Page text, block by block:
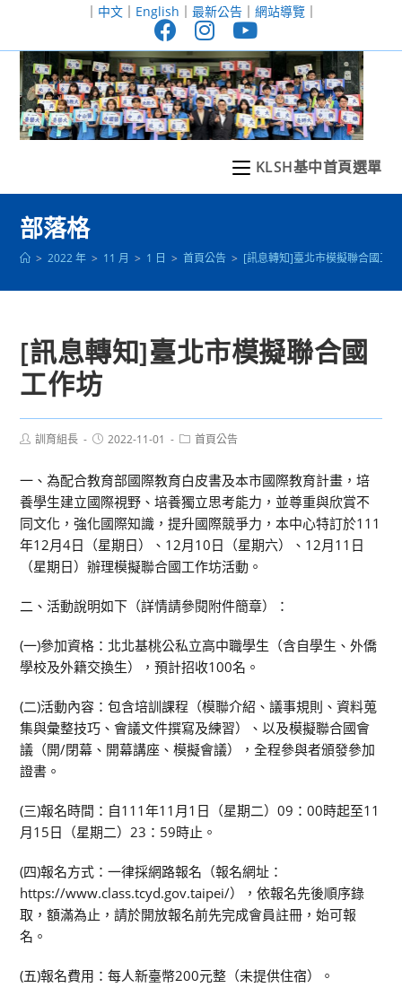
至
｜ 中文｜ English ｜ 最新公告｜ 網站導覽｜
KLSH基中首頁選單
部落格
> 2022 年 > 11 月 > 1 日 > 首頁公告 > [訊息轉知]臺北市模擬聯合國工
[訊息轉知]臺北市模擬聯合國
工作坊
Post訓育組長
Post2022-11-01
Post首頁公告
一、為配合教育部國際教育白皮書及本市國際教育計畫，培
養學生建立國際視野、培養獨立思考能力，並尊重與欣賞不
同文化，強化國際知識，提升國際競爭力，本中心特訂於111
年12月4日（星期日）、12月10日（星期六）、12月11日
（星期日）辦理模擬聯合國工作坊活動。
二、活動說明如下（詳情請參閱附件簡章）：
(一)參加資格：北北基桃公私立高中職學生（含自學生、外僑
學校及外籍交換生），預計招收100名。
(二)活動內容：包含培訓課程（模聯介紹、議事規則、資料蒐
集與彙整技巧、會議文件撰寫及練習）、以及模擬聯合國會
議（開/閉幕、開幕講座、模擬會議），全程參與者頒發參加
證書。
(三)報名時間：自111年11月1日（星期二）09：00時起至11
月15日（星期二）23：59時止。
(四)報名方式：一律採網路報名（報名網址：
https://www.class.tcyd.gov.taipei/），依報名先後順序錄
取，額滿為止，請於開放報名前先完成會員註冊，始可報
名。
(五)報名費用：每人新臺幣200元整（未提供住宿）。